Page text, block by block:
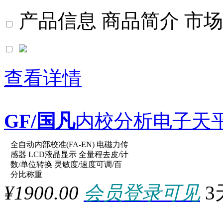
默认
品牌
产品信息 商品简介 市
查看详情
GF/国凡内校分析电子天
原厂型号：FA1204E
参数：
全自动内部校准(FA-EN) 电磁力传
感器 LCD液晶显示 全量程去皮/计
数/单位转换 灵敏度/速度可调/百
分比称重
¥1900.00 会员登录可见 3